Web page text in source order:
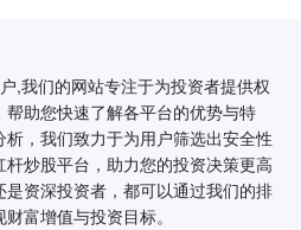
,我们的网站专注于为投资者提供权
助您快速了解各平台的优势与特
，我们致力于为用户筛选出安全性
炒股平台，助力您的投资决策更高
资深投资者，都可以通过我们的排
富增值与投资目标。